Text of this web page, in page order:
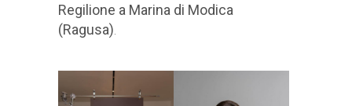
Regilione a Marina di Modica
(Ragusa).